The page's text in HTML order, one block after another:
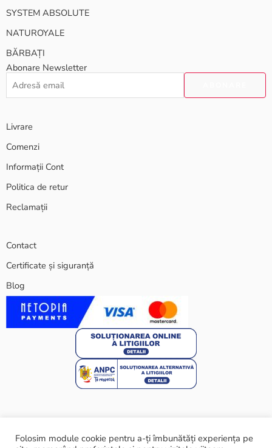
SYSTEM ABSOLUTE
NATUROYALE
BĂRBAȚI
Abonare Newsletter
Livrare
Comenzi
Informații Cont
Politica de retur
Reclamații
Contact
Certificate și siguranță
Blog
© 2024 ARARAT ECO SRL - Toate drepturile rezervate
Folosim module cookie pentru a-ți îmbunătăți experiența pe